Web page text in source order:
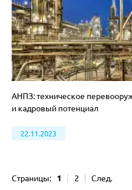
АНПЗ: техническое
и кадровый потенциал
22.11.2023
Страницы: 1 2 След.